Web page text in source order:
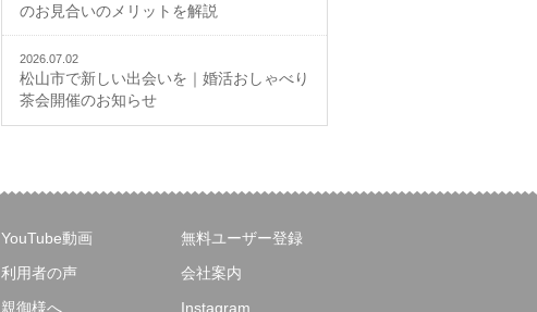
のお見合いのメリットを解説
2026.07.02
松山市で新しい出会いを｜婚活おしゃべり
茶会開催のお知らせ
YouTube動画
利用者の声
親御様へ
無料ユーザー登録
会社案内
Instagram